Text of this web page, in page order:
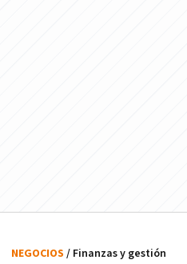
NEGOCIOS / Finanzas y gestión